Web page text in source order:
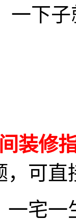
一下
装修
，可
一宅一